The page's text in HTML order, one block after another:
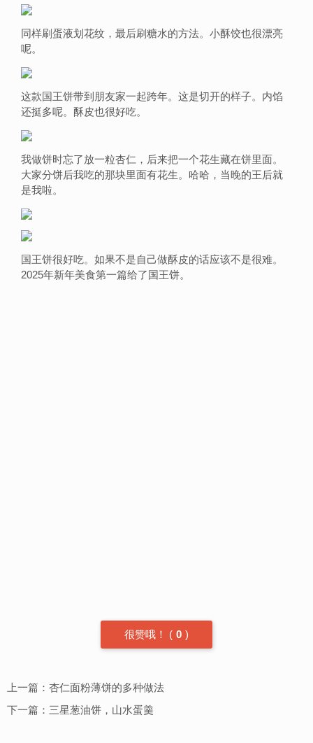
同样刷蛋液划花纹，最后刷糖水的方法。小酥饺也很漂亮
呢。
这款国王饼带到朋友家一起跨年。这是切开的样子。内馅
还挺多呢。酥皮也很好吃。
我做饼时忘了放一粒杏仁，后来把一个花生藏在饼里面。
大家分饼后我吃的那块里面有花生。哈哈，当晚的王后就
是我啦。
国王饼很好吃。如果不是自己做酥皮的话应该不是很难。
2025年新年美食第一篇给了国王饼。
很赞哦！ ( 0 )
上一篇： 杏仁面粉薄饼的多种做法
下一篇： 三星葱油饼，山水蛋羹